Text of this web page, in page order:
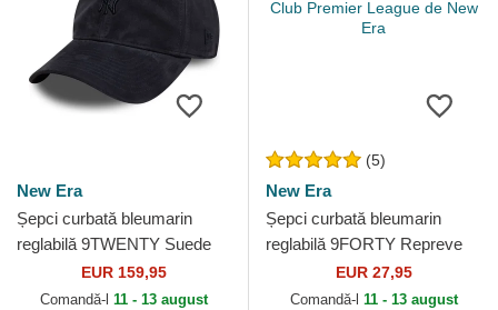
New Era
Șepci curbată bleumarin
reglabilă 9TWENTY Suede
de New York Yankees MLB
de New Era
EUR 159,95
Comandă-l 11 - 13 august
(5)
New Era
Șepci curbată bleumarin
reglabilă 9FORTY Repreve
de Tottenham Hotspur
Football Club Premier...
EUR 27,95
Comandă-l 11 - 13 august